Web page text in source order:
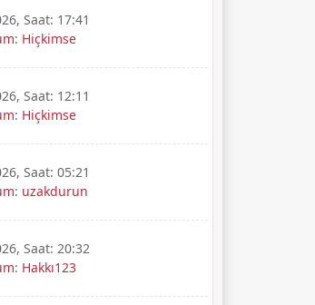
Saat: 17:41
: Hiçkimse
Saat: 12:11
: Hiçkimse
Saat: 05:21
: uzakdurun
Saat: 20:32
: Hakkı123